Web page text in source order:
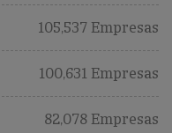
105,537 Empresas
100,631 Empresas
82,078 Empresas